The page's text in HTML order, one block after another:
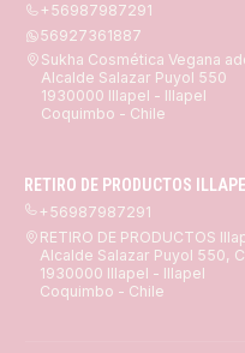
+56987987291
56927361887
Sukha Cosmética Vegana
Alcalde Salazar Puyol 550
1930000 Illapel - Illapel
Coquimbo - Chile
RETIRO DE PRODUCTOS
+56987987291
RETIRO DE PRODUCTOS
Alcalde Salazar Puyol 550,
1930000 Illapel - Illapel
Coquimbo - Chile